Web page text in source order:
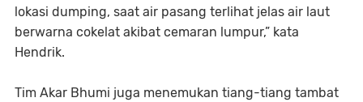
lokasi dumping, saat air pasang terlihat jelas air laut
berwarna cokelat akibat cemaran lumpur,” kata
Hendrik.
Tim Akar Bhumi juga menemukan tiang-tiang tambat